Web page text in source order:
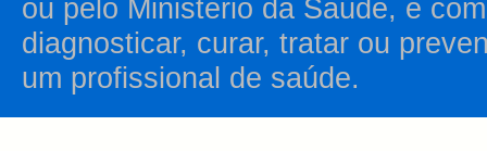
ou pelo Ministério da Saúde, e
diagnosticar, curar, tratar ou
um profissional de saúde.